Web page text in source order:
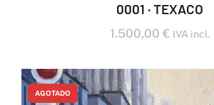
0001 · TEXACO
1.500,00 € IVA incl.